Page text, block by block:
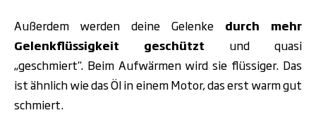
Außerdem werden deine Gelenke durch mehr
Gelenkflüssigkeit geschützt und quasi
„geschmiert“. Beim Aufwärmen wird sie flüssiger. Das
ist ähnlich wie das Öl in einem Motor, das erst warm gut
schmiert.